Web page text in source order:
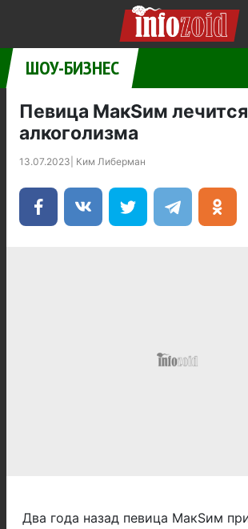
ШОУ-БИЗНЕС
Певица МакSим
алкоголизма
13.07.2023 Ким Либерман
Два года назад певица МакSим